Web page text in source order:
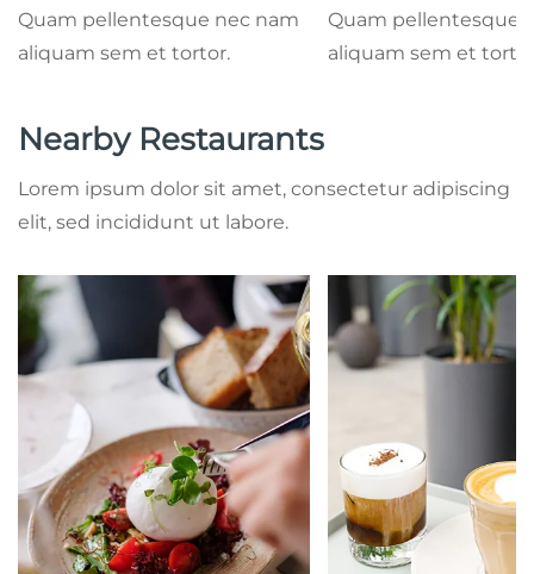
Quam pellentesque nec nam
aliquam sem et tortor.
Quam pellentesque
aliquam sem et
Nearby Restaurants
Lorem ipsum dolor sit amet, consectetur adipiscing
elit, sed incididunt ut labore.